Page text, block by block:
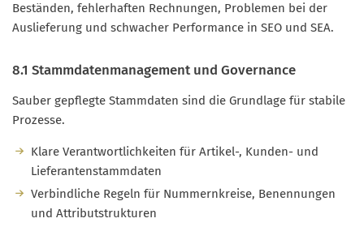
Beständen, fehlerhaften Rechnungen, Problemen bei der
Auslieferung und schwacher Performance in SEO und SEA.
8.1 Stammdatenmanagement und Governance
Sauber gepflegte Stammdaten sind die Grundlage für stabile
Prozesse.
Klare Verantwortlichkeiten für Artikel-, Kunden- und
Lieferantenstammdaten
Verbindliche Regeln für Nummernkreise, Benennungen
und Attributstrukturen